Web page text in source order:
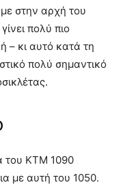
στην αρχή του
πολύ πιο
– κι αυτό κατά τη
πολύ σημαντικό
του KTM 1090
με αυτή του 1050.